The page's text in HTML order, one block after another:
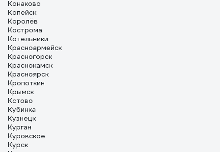
Конаково
Копейск
Королёв
Кострома
Котельники
Красноармейск
Красногорск
Краснокамск
Красноярск
Кропоткин
Крымск
Кстово
Кубинка
Кузнецк
Курган
Куровское
Курск